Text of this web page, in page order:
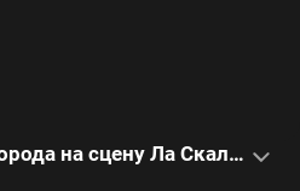
Из провинциального города на сцену Ла Скала. Как Ирина Матаева покорила мировую оперу — видео